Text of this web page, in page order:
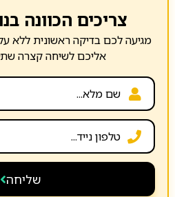
צריכים הכוונה
מגיעה לכם בדיקה ראשונית ללא
אליכם לשיחה קצרה
שליחה